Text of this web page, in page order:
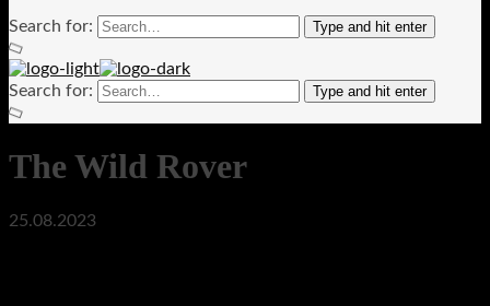
Search for: Type and hit enter
Search for: Type and hit enter
The Wild Rover
25.08.2023